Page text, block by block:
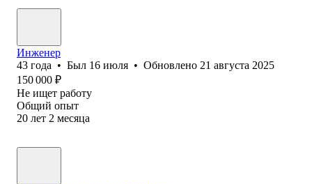
Инженер
43 года • Был 16 июля • Обновлено 21 августа 2025
150 000 ₽
Не ищет работу
Общий опыт
20 лет 2 месяца